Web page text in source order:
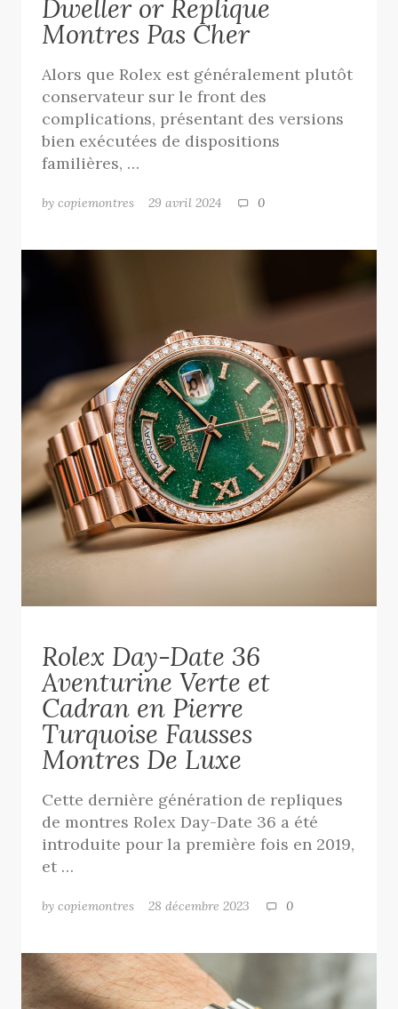
Dweller or Replique
Montres Pas Cher
Alors que Rolex est généralement plutôt
conservateur sur le front des
complications, présentant des versions
bien exécutées de dispositions
familières, …
by copiemontres 29 avril 2024 0
Rolex Day-Date 36
Aventurine Verte et
Cadran en Pierre
Turquoise Fausses
Montres De Luxe
Cette dernière génération de repliques
de montres Rolex Day-Date 36 a été
introduite pour la première fois en 2019,
et …
by copiemontres 28 décembre 2023 0